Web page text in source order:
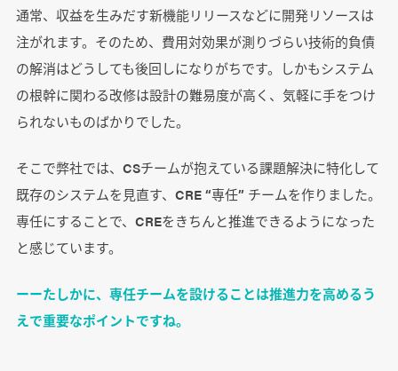
通常、収益を生みだす新機能リリースなどに開発リソースは
注がれます。そのため、費用対効果が測りづらい技術的負債
の解消はどうしても後回しになりがちです。しかもシステム
の根幹に関わる改修は設計の難易度が高く、気軽に手をつけ
られないものばかりでした。
そこで弊社では、CSチームが抱えている課題解決に特化して
既存のシステムを見直す、CRE “専任” チームを作りました。
専任にすることで、CREをきちんと推進できるようになった
と感じています。
ーーたしかに、専任チームを設けることは推進力を高めるう
えで重要なポイントですね。